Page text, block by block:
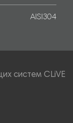
AISI304
систем CLiVE